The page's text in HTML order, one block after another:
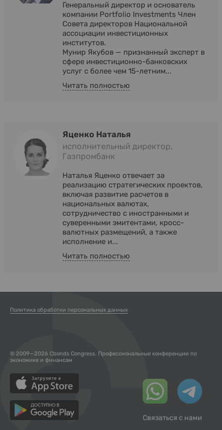
Генеральный директор и основатель
компании Portfolio Investments Член
Совета директоров Национальной
ассоциации инвестиционных
институтов.
Мунир Якубов — признанный эксперт в
сфере инвестиционно-банковских
услуг с более чем 15-летним...
Читать полностью
Яценко Наталья
исполнительный директор,
Газпромбанк
Наталья Яценко отвечает за
реализацию стратегических проектов,
включая развитие расчетов в
национальных валютах,
сотрудничество с иностранными и
суверенными эмитентами, кросс-
валютных размещений, а также
исполнение и...
Читать полностью
Политика обработки персональных данных
© 2009—2026 Cbonds Congress. Профессиональные конференции по
экономике и финансам
Связаться с нами